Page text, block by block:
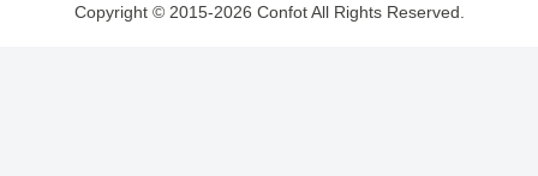
Copyright © 2015-2026 Confot All Rights Reserved.